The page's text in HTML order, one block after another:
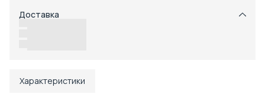
Возможность отказаться от части товаров
Доставка
Характеристики